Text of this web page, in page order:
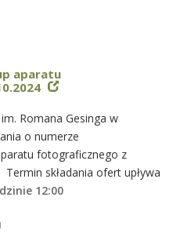
aparatu
Romana Gesinga w
o numerze
fotograficznego z
składania ofert upływa
12:00